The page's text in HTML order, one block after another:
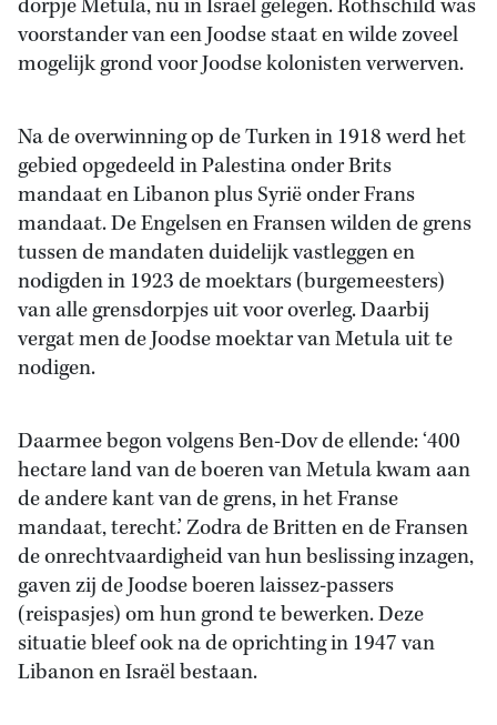
dorpje Metula, nu in Israël gelegen. Rothschild was
voorstander van een Joodse staat en wilde zoveel
mogelijk grond voor Joodse kolonisten verwerven.
Na de overwinning op de Turken in 1918 werd het
gebied opgedeeld in Palestina onder Brits
mandaat en Libanon plus Syrië onder Frans
mandaat. De Engelsen en Fransen wilden de grens
tussen de mandaten duidelijk vastleggen en
nodigden in 1923 de moektars (burgemeesters)
van alle grensdorpjes uit voor overleg. Daarbij
vergat men de Joodse moektar van Metula uit te
nodigen.
Daarmee begon volgens Ben-Dov de ellende: ‘400
hectare land van de boeren van Metula kwam aan
de andere kant van de grens, in het Franse
mandaat, terecht.’ Zodra de Britten en de Fransen
de onrechtvaardigheid van hun beslissing inzagen,
gaven zij de Joodse boeren laissez-passers
(reispasjes) om hun grond te bewerken. Deze
situatie bleef ook na de oprichting in 1947 van
Libanon en Israël bestaan.